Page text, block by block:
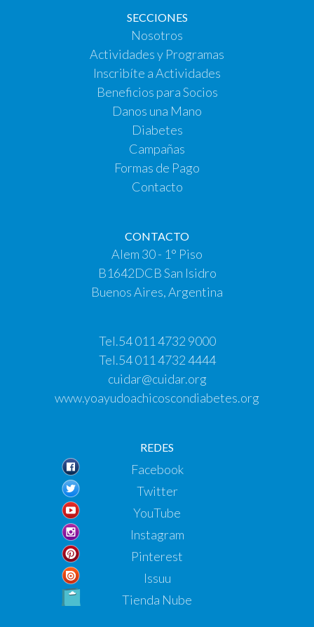
SECCIONES
Nosotros
Actividades y Programas
Inscribíte a Actividades
Beneficios para Socios
Danos una Mano
Diabetes
Campañas
Formas de Pago
Contacto
CONTACTO
Alem 30 - 1° Piso
B1642DCB San Isidro
Buenos Aires, Argentina
Tel.54 011 4732 9000
Tel.54 011 4732 4444
cuidar@cuidar.org
www.yoayudoachicoscondiabetes.org
REDES
Facebook
Twitter
YouTube
Instagram
Pinterest
Issuu
Tienda Nube